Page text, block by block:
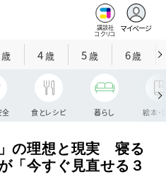
講談社
コクリコ
マイページ
歳 4歳 5歳 6歳
全 食とレシピ 暮らし 絵本・
の理想と現実 寝る
「今すぐ見直せる３